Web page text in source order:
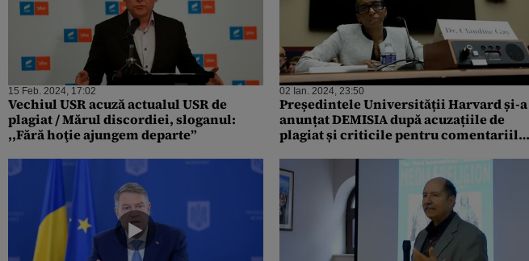
15 Feb. 2024, 17:02
Vechiul USR acuză actualul USR de
plagiat / Mărul discordiei, sloganul:
,,Fără hoţie ajungem departe”
02 Ian. 2024, 23:50
Președintele Universității Harvard și-a
anunțat DEMISIA după acuzațiile de
plagiat și criticile pentru comentariile